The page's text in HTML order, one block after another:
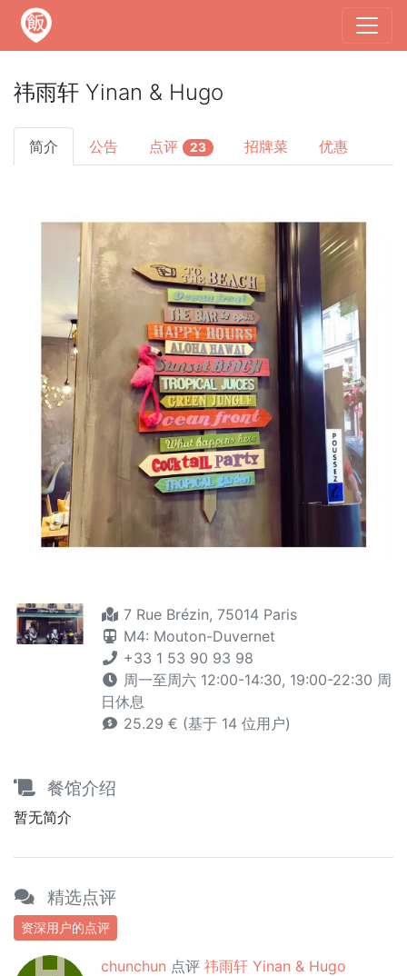
祎雨轩 Yinan & Hugo
简介 公告 点评 23 招牌菜 优惠
Previous Next
7 Rue Brézin, 75014 Paris
M4: Mouton-Duvernet
+33 1 53 90 93 98
周一至周六 12:00-14:30, 19:00-22:30 周
日休息
25.29 € (基于 14 位用户)
餐馆介绍
暂无简介
精选点评
资深用户的点评
chunchun 点评 祎雨轩 Yinan & Hugo